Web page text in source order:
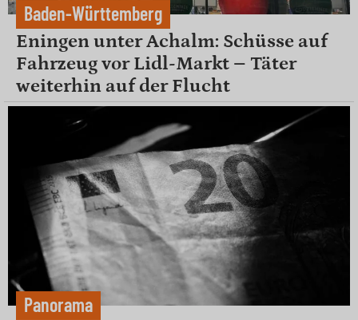
Baden-Württemberg
Eningen unter Achalm: Schüsse auf
Fahrzeug vor Lidl-Markt – Täter
weiterhin auf der Flucht
Panorama